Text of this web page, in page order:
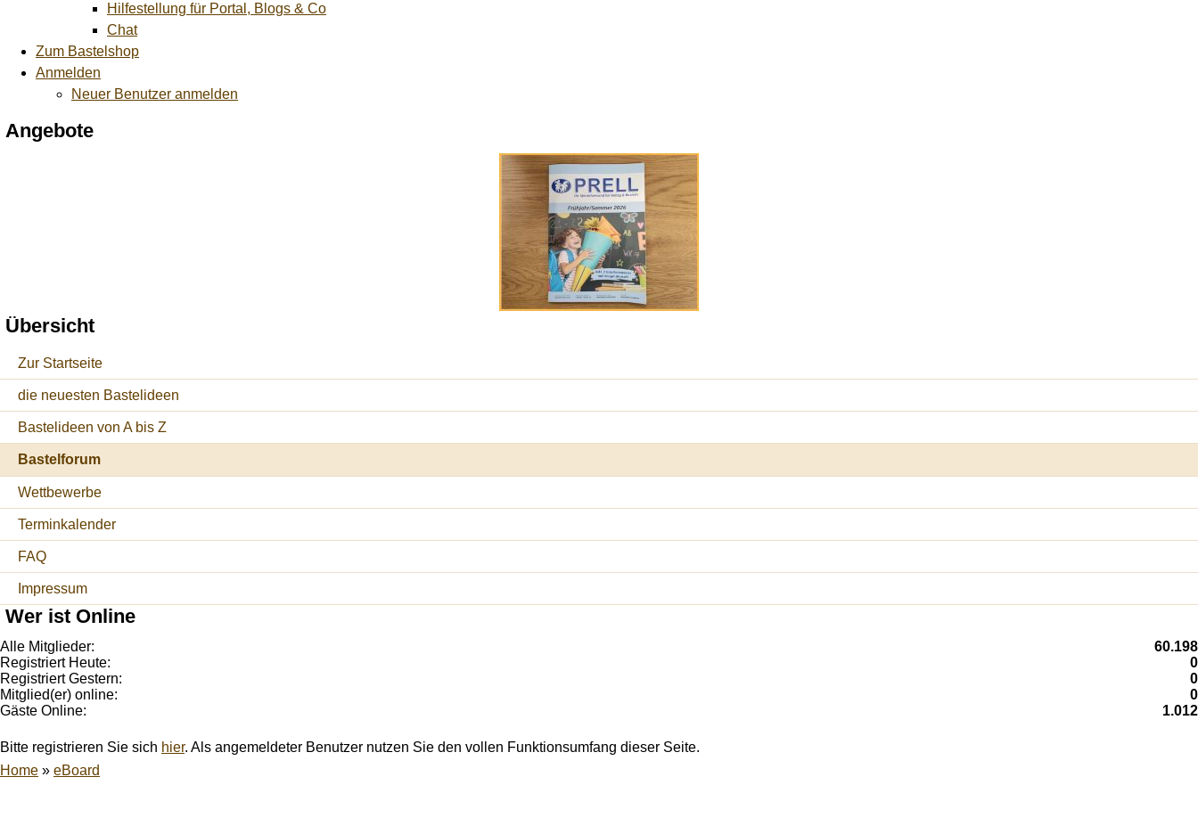
Hilfestellung für Portal, Blogs & Co
Chat
Zum Bastelshop
Anmelden
Neuer Benutzer anmelden
Angebote
Übersicht
Zur Startseite
die neuesten Bastelideen
Bastelideen von A bis Z
Bastelforum
Wettbewerbe
Terminkalender
FAQ
Impressum
Wer ist Online
Alle Mitglieder:
60.198
Registriert Heute:
0
Registriert Gestern:
0
Mitglied(er) online:
0
Gäste Online:
1.012
Bitte registrieren Sie sich hier. Als angemeldeter Benutzer nutzen Sie den vollen Funktionsumfang dieser Seite.
Home » eBoard